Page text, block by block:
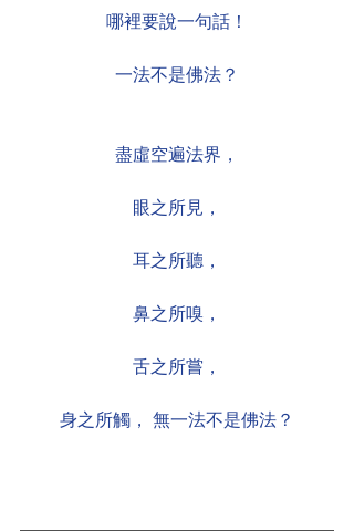
哪裡要說一句話！
一法不是佛法？
盡虛空遍法界，
眼之所見，
耳之所聽，
鼻之所嗅，
舌之所嘗，
身之所觸， 無一法不是佛法？